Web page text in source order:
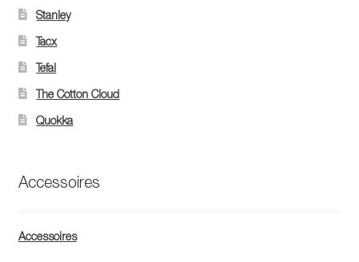
Stanley
Tacx
Tefal
The Cotton Cloud
Quokka
Accessoires
Accessoires